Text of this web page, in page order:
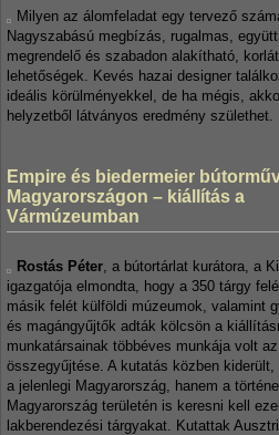
Milyen az álomfeladat egy tervező
Nagyszabású megbízás, rugalmas,
megrendelő és szabadon alakítható,
lehetőségek. Kevés hazai designer
ideális körülményekkel, de ha mégis,
helyzetből látványos eredmény születhet.
Empire és biedermeier
Magyarországon – kiállítás a
Vármúzeumban
Rostás Péter , a bútortárlat kurátora, a
igazgatója elmondta, hogy a 350 tárgy
másik felét külföldi múzeumok, valamint
és magángyűjtők adták kölcsön a
munkatársainak többéves munkája volt
összegyűjtése. A kutatás közben kiderült,
a jelenlegi Magyarország, hanem a
Magyarország területén is keresni kell
lakberendezési tárgyakat. Kutattak